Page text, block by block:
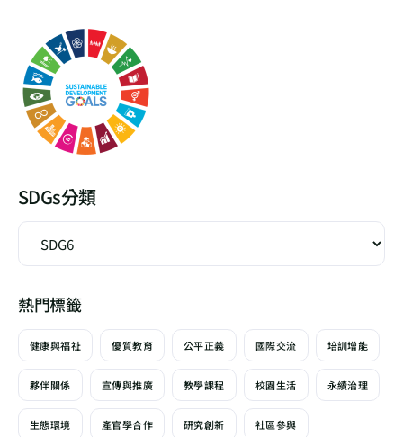
SDGs分類
熱門標籤
健康與福祉 優質教育 公平正義 國際交流 培訓增能
夥伴關係 宣傳與推廣 教學課程 校園生活 永續治理
生態環境 產官學合作 研究創新 社區參與